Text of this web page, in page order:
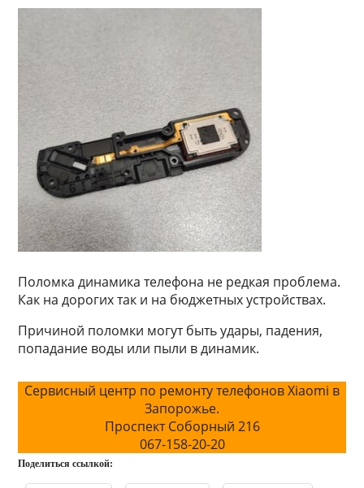
Поломка динамика телефона не редкая проблема.
Как на дорогих так и на бюджетных устройствах.
Причиной поломки могут быть удары, падения,
попадание воды или пыли в динамик.
Сервисный центр по ремонту телефонов Xiaomi в
Запорожье.
Проспект Соборный 216
067-158-20-20
Поделиться ссылкой: